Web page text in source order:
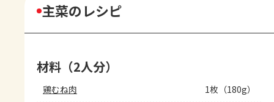
主菜のレシピ
材料（2人分）
鶏むね肉 1枚（180g）